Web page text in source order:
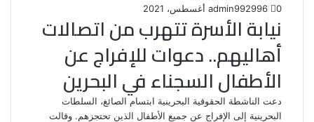
admin9929 أغسطس، 2021 0
نيابة الأسرة تتهرب من اتصالات
أهاليهم.. دعوات للإفراج عن
الأطفال السجناء في البحرين
دعت الناشطة الحقوقية البحرينية ابتسام الصائغ، السلطات
البحرينية إلى الإفراج عن جميع الأطفال الذين تحتجزهم. وقالت